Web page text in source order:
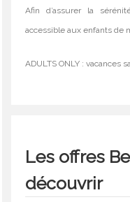
Afin d’assurer la
accessible aux enfants de
ADULTS ONLY : vacances
Les offres
découvrir